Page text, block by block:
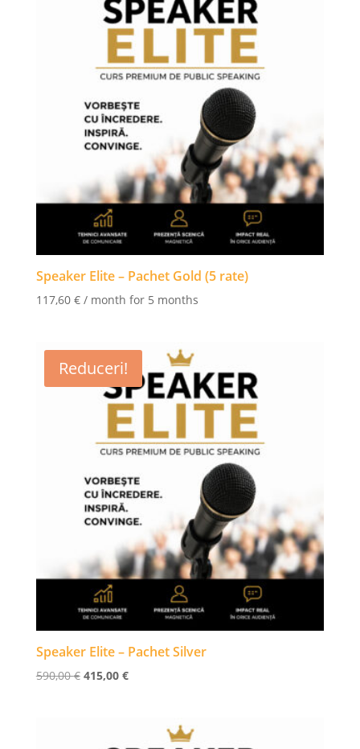
Speaker Elite – Pachet Gold (5 rate)
117,60 € / month for 5 months
Reduceri!
Speaker Elite – Pachet Silver
590,00€ Prețul
415,00 €Prețul
415,00 €.